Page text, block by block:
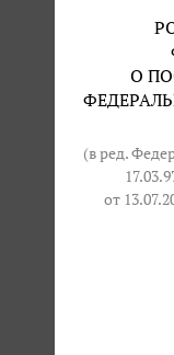
О
(в ред.
от